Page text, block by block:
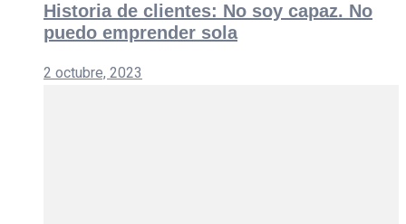
Historia de clientes: No soy capaz. No
puedo emprender sola
2 octubre, 2023